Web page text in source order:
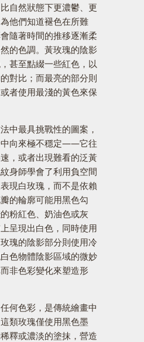
自然狀態下更濃鬱、更
他們知道褪色在所難
隨著時間的推移逐漸柔
的色調。黃玫瑰的陰影
甚至點綴一些紅色，以
對比；而最亮的部分則
者使用最淺的黃色來保
中最具挑戰性的圖案，
中向來極不穩定——它往
，或者出現難看的泛黃
身師學會了利用負空間
現白玫瑰，而不是依賴
的輪廓可能用黑色勾
粉紅色、奶油色或灰
呈現出白色，同時使用
瑰的陰影部分則使用冷
色物體陰影區域的微妙
非色彩變化來塑造形
何色彩，是傳統繪畫中
類玫瑰僅使用黑色墨
釋或濃淡的塗抹，營造